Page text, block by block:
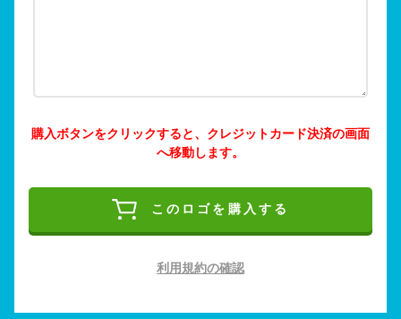
購入ボタンをクリックすると、クレジットカード決済の画面
へ移動します。
このロゴを購入する
利用規約の確認